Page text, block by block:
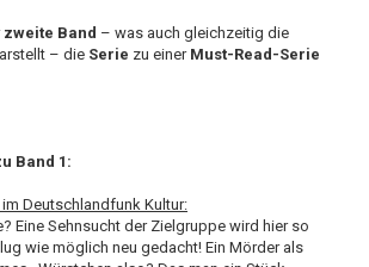
zweite Band – was auch gleichzeitig die
– die Serie zu einer Must-Read-Serie
Band 1:
Deutschlandfunk Kultur:
Eine Sehnsucht der Zielgruppe wird hier so
wie möglich neu gedacht! Ein Mörder als